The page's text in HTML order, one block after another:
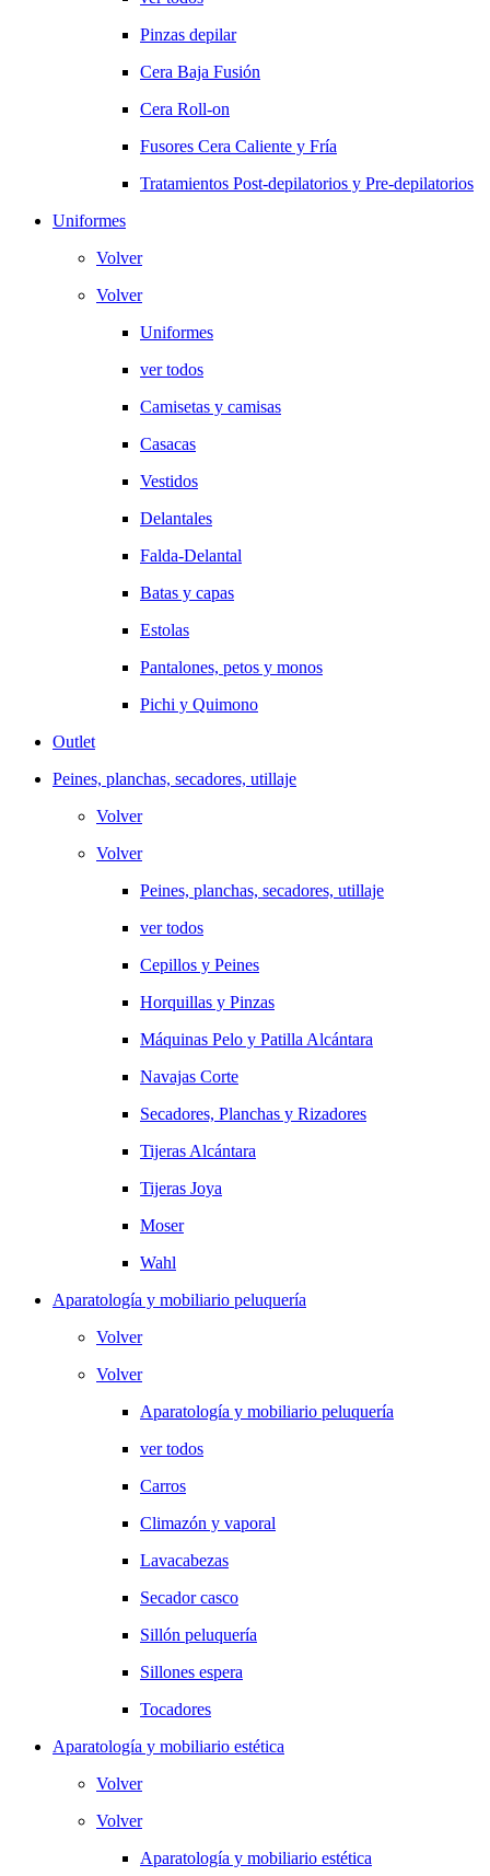
Pinzas depilar
Cera Baja Fusión
Cera Roll-on
Fusores Cera Caliente y Fría
Tratamientos Post-depilatorios y Pre-depilatorios
Uniformes
Volver
Volver
Uniformes
ver todos
Camisetas y camisas
Casacas
Vestidos
Delantales
Falda-Delantal
Batas y capas
Estolas
Pantalones, petos y monos
Pichi y Quimono
Outlet
Peines, planchas, secadores, utillaje
Volver
Volver
Peines, planchas, secadores, utillaje
ver todos
Cepillos y Peines
Horquillas y Pinzas
Máquinas Pelo y Patilla Alcántara
Navajas Corte
Secadores, Planchas y Rizadores
Tijeras Alcántara
Tijeras Joya
Moser
Wahl
Aparatología y mobiliario peluquería
Volver
Volver
Aparatología y mobiliario peluquería
ver todos
Carros
Climazón y vaporal
Lavacabezas
Secador casco
Sillón peluquería
Sillones espera
Tocadores
Aparatología y mobiliario estética
Volver
Volver
Aparatología y mobiliario estética